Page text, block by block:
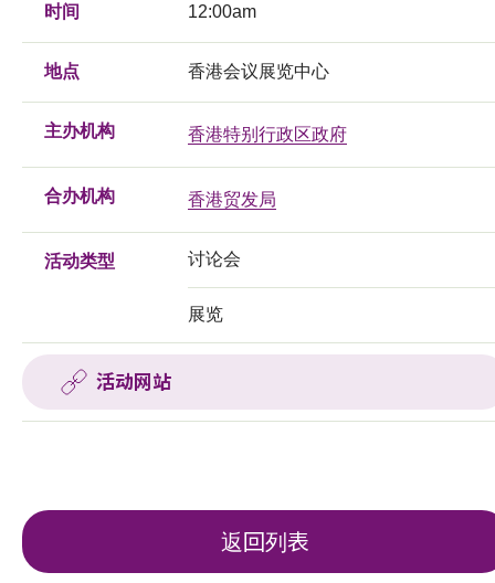
时间 12:00am
地点 香港会议展览中心
主办机构 香港特别行政区政府
合办机构 香港贸发局
活动类型 讨论会
展览
活动网站
返回列表